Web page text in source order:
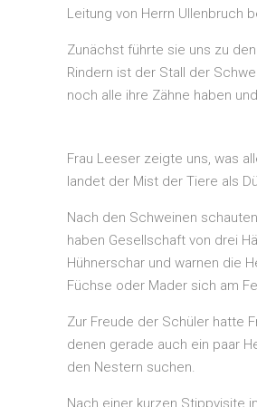
Leitung von Herrn Ullenbruch
Zunächst führte sie uns zu
Rindern ist der Stall der
noch alle ihre Zähne haben
Frau Leeser zeigte uns, was
landet der Mist der Tiere als
Nach den Schweinen
haben Gesellschaft von drei
Hühnerschar und warnen die
Füchse oder Mader sich am
Zur Freude der Schüler hatte
denen gerade auch ein paar
den Nestern suchen.
Nach einer kurzen Stippvisite